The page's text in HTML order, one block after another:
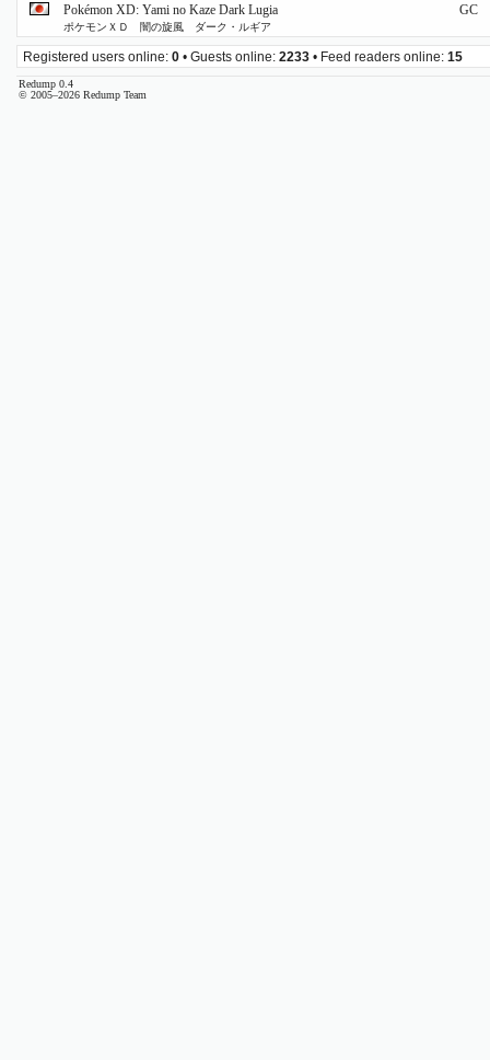
Pokémon XD: Yami no Kaze Dark Lugia
ポケモンＸＤ 闇の旋風 ダーク・ルギア
GC
Registered users online: 0 • Guests online: 2233 • Feed readers online: 15
Redump 0.4
© 2005–2026 Redump Team